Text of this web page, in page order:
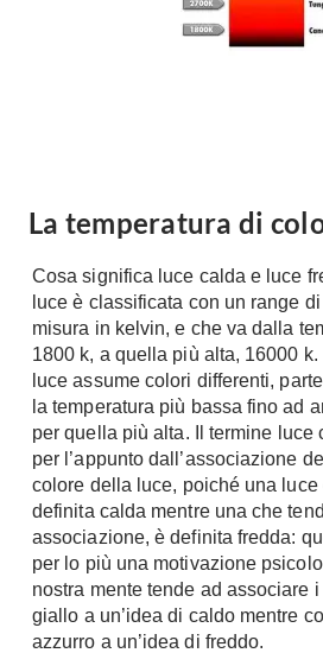
Casalinghi
Soggiorno
Librerie
Vetrine
Pareti Attrezzate
Porta Tv
Contatti
Divani
Divani moderni
Divani classici
Poltrone
Poltroncine
La temperatura di
Cosa significa luce calda e luce
luce è classificata con un range
misura in kelvin, e che va dalla
1800 k, a quella più alta, 16000
luce assume colori differenti,
la temperatura più bassa fino ad
per quella più alta. Il termine luce
per l’appunto dall’associazione
colore della luce, poiché una
definita calda mentre una che
associazione, è definita fredda:
per lo più una motivazione
nostra mente tende ad associare
giallo a un’idea di caldo mentre
azzurro a un’idea di freddo.